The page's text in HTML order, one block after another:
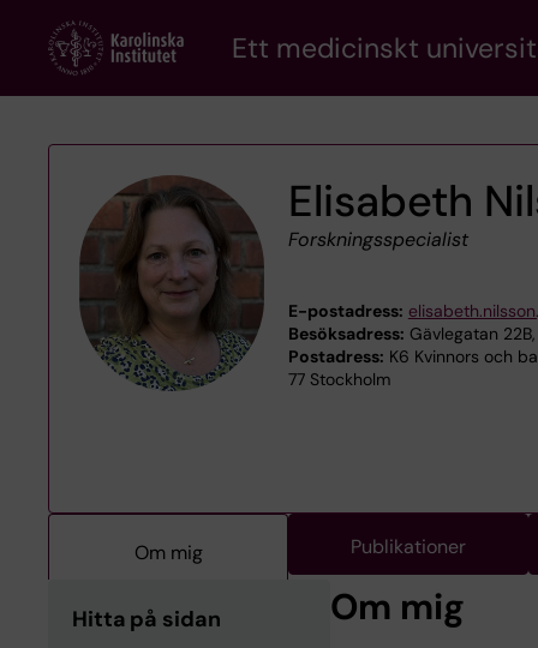
content
Ett medicinskt
Elisabeth
Forskningsspecialist
E-postadress:
Besöksadress: Gävlegatan
Postadress: K6 Kvinnors och
77 Stockholm
Om mig Publikationer
Hitta på sidan Om mig